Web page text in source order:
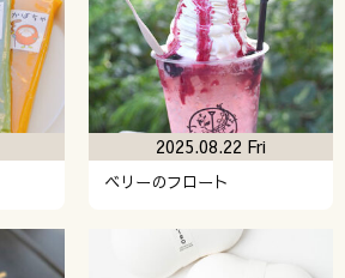
ベリーのフロート
2025.08.22 Fri